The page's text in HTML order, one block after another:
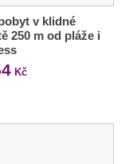
v klidné
250 m od pláže i
Kč